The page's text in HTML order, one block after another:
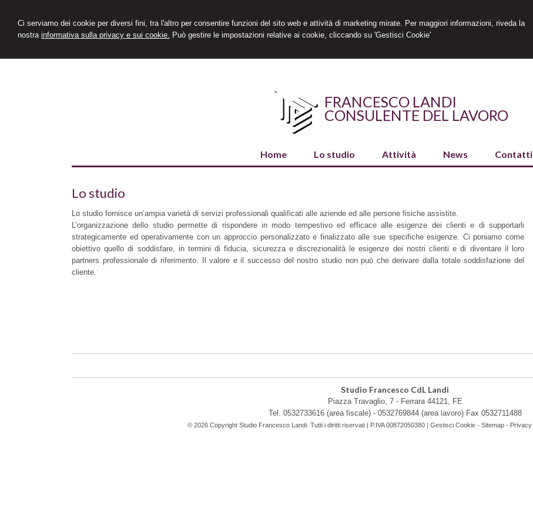
Ci serviamo dei cookie per diversi fini, tra l'altro per consentire funzioni del sito web e attività di marketing mirate. Per maggiori informazioni, riveda la
nostra informativa sulla privacy e sui cookie. Può gestire le impostazioni relative ai cookie, cliccando su 'Gestisci Cookie'
FRANCESCO LANDI
CONSULENTE DEL LAVORO
Home Lo studio Attività News Contatti
Lo studio
Lo studio fornisce un’ampia varietà di servizi professionali qualificati alle aziende ed alle persone fisiche assistite.
L’organizzazione dello studio permette di rispondere in modo tempestivo ed efficace alle esigenze dei clienti e di supportarli
strategicamente ed operativamente con un approccio personalizzato e finalizzato alle sue specifiche esigenze. Ci poniamo come
obiettivo quello di soddisfare, in termini di fiducia, sicurezza e discrezionalità le esigenze dei nostri clienti e di diventare il loro
partners professionale di riferimento. Il valore e il successo del nostro studio non può che derivare dalla totale soddisfazione del
cliente.
Studio Francesco CdL Landi
Piazza Travaglio, 7 - Ferrara 44121, FE
Tel. 0532733616 (area fiscale) - 0532769844 (area lavoro)Fax 0532711488
© 2026 Copyright Studio Francesco Landi. Tutti i diritti riservati | P.IVA 00872050380 | Gestisci Cookie - Sitemap - Privacy